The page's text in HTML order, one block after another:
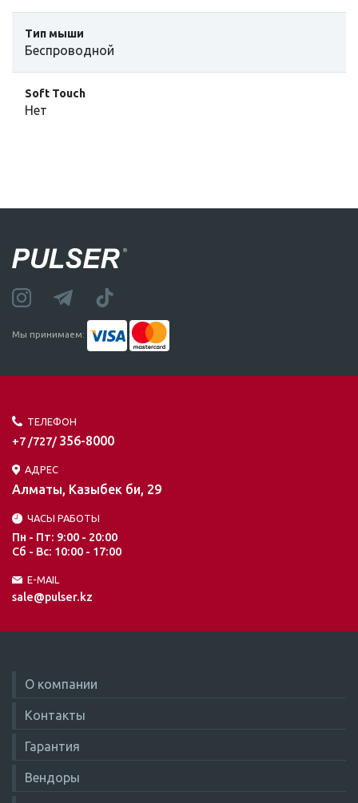
Тип мыши
Беспроводной
Soft Touch
Нет
Мы принимаем:
ТЕЛЕФОН
+7 /727/ 356-8000
АДРЕС
Алматы, Казыбек би, 29
ЧАСЫ РАБОТЫ
Пн - Пт: 9:00 - 20:00
Сб - Вс: 10:00 - 17:00
E-MAIL
sale@pulser.kz
О компании
Контакты
Гарантия
Вендоры